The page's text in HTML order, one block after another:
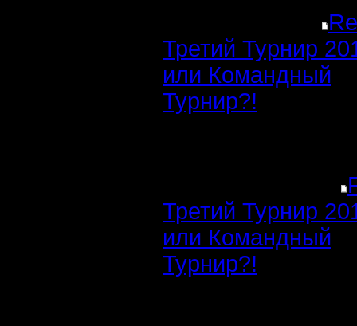
Третий Турнир
или Командный
Турнир?!
Третий Турнир
или Командный
Турнир?!